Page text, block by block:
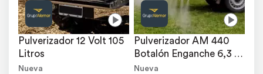
Pulverizador 12 Volt 105
Litros
Nueva
Pulverizador AM 440
Botalón Enganche 6,3
Metros
Nueva